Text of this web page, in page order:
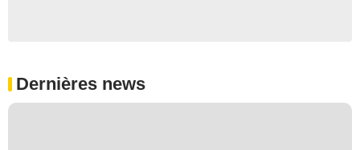
Dernières news